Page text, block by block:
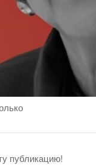
публикацию!